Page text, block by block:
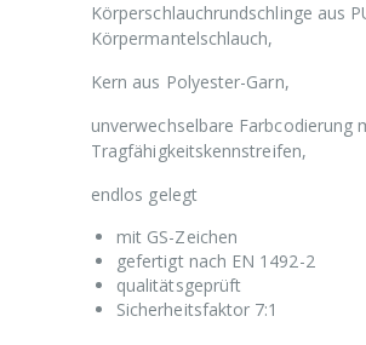
Körperschlauchrundschlinge aus
Körpermantelschlauch,
Kern aus Polyester-Garn,
unverwechselbare Farbcodierung
Tragfähigkeitskennstreifen,
endlos gelegt
mit GS-Zeichen
gefertigt nach EN 1492-2
qualitätsgeprüft
Sicherheitsfaktor 7:1